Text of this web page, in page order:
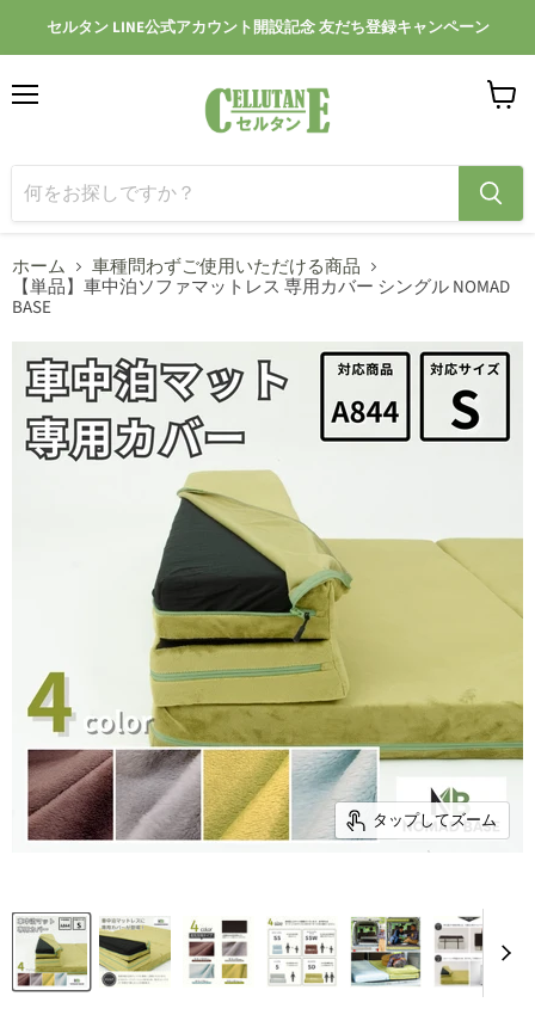
セルタン LINE公式アカウント開設記念 友だち登録キャンペーン
ー
見
ホーム
車種問わずご使用いただける商品
【単品】車中泊ソファマットレス 専用カバー シングル NOMAD
BASE
タップしてズーム